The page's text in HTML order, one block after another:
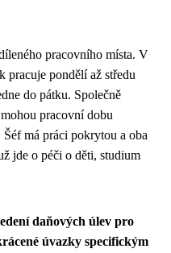
pracovního místa. V
pracuje pondělí až středu
do pátku. Společně
pracovní dobu
má práci pokrytou a oba
jde o péči o děti, studium
daňových úlev pro
úvazky specifickým